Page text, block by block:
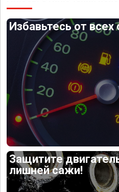
Избавьтесь от
Защитите
лишней сажи!